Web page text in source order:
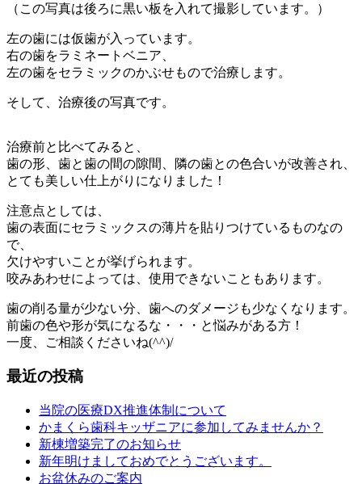
（この写真は後ろに黒い板を入れて撮影しています。）
左の歯には仮歯が入っています。
右の歯をラミネートベニア、
左の歯をセラミックのかぶせもので治療します。
そして、治療後の写真です。
治療前と比べてみると、
歯の形、歯と歯の間の隙間、隣の歯との色合いが改善され、
とても美しい仕上がりになりました！
注意点としては、
歯の表面にセラミックスの薄片を貼りつけているものなの
で、
欠けやすいことが挙げられます。
咬みあわせによっては、使用できないこともあります。
歯の削る量が少ない分、歯へのダメージも少なくなります。
前歯の色や形が気になるな・・・と悩みがある方！
一度、ご相談くださいね(^^)/
最近の投稿
当院の医療DX推進体制について
かまくら歯科キッザニアに参加してみませんか？
新棟増築完了のお知らせ
新年明けましておめでとうございます。
お盆休みのご案内